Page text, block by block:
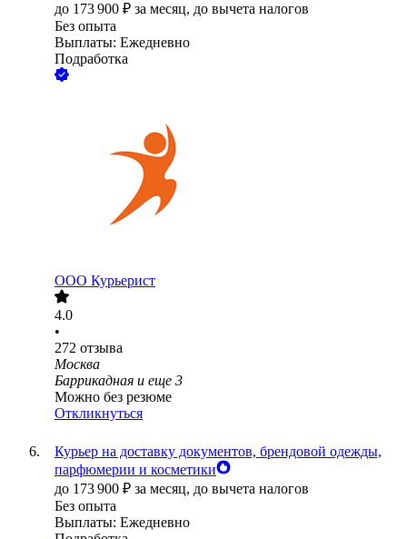
до 173 900 ₽ за месяц, до вычета налогов
Без опыта
Выплаты: Ежедневно
Подработка
ООО Курьерист
4.0
•
272 отзыва
Москва
Баррикадная и еще 3
Можно без резюме
Откликнуться
Курьер на доставку документов, брендовой одежды,
парфюмерии и косметики
до 173 900 ₽ за месяц, до вычета налогов
Без опыта
Выплаты: Ежедневно